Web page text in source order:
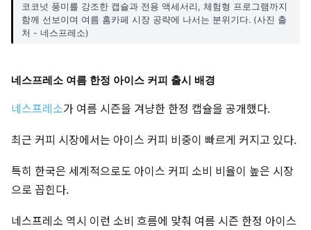
코코넛 풍미를 강조한 캡슐과 전용 액세서리, 체험형 프로그램까지
함께 선보이며 여름 홈카페 시장 공략에 나서는 분위기다. (사진 출
처 - 네스프레소)
네스프레소 여름 한정 아이스 커피 출시 배경
네스프레소가 여름 시즌을 겨냥한 한정 캡슐을 공개했다.
최근 커피 시장에서는 아이스 커피 비중이 빠르게 커지고 있다.
특히 한국은 세계적으로도 아이스 커피 소비 비율이 높은 시장
으로 꼽힌다.
네스프레소 역시 이런 소비 흐름에 맞춰 여름 시즌 한정 아이스